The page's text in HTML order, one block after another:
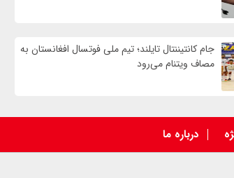
جام کانتیننتال تایلند؛ تیم ملی فوتسال افغانستان به
مصاف ویتنام می‌رود
درباره ما